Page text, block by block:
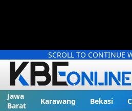
SCROLL TO CONTINUE
Jawa
Barat
Karawang Bekasi